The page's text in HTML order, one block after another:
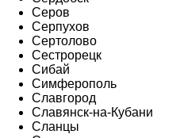
Серов
Серпухов
Сертолово
Сестрорецк
Сибай
Симферополь
Славгород
Славянск-на-Кубани
Сланцы